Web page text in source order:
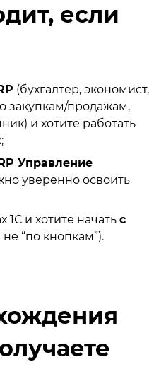
если
(бухгалтер, экономист,
закупкам/продажам,
и хотите работать
Управление
уверенно освоить
1С и хотите начать с
не “по кнопкам”).